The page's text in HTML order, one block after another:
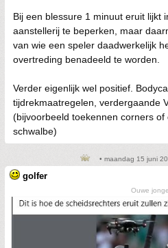
Bij een blessure 1 minuut eruit lijkt
aanstellerij te beperken, maar
van wie een speler daadwerkelijk
overtreding benadeeld te worden.
Verder eigenlijk wel positief.
tijdrekmaatregelen, verdergaande
(bijvoorbeeld toekennen corners
schwalbe)
• maandag 15 juni
golfer
Ouwe